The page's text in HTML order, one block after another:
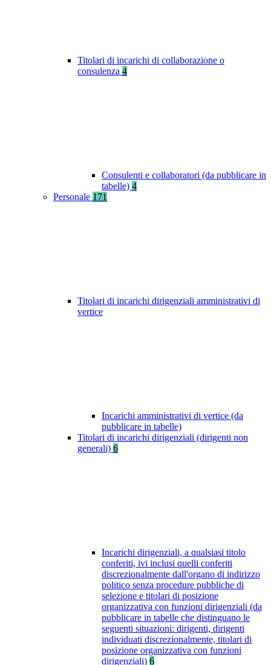
Titolari di incarichi di collaborazione o
consulenza 4
Consulenti e collaboratori (da pubblicare in
tabelle) 4
Personale 171
Titolari di incarichi dirigenziali amministrativi di
vertice
Incarichi amministrativi di vertice (da
pubblicare in tabelle)
Titolari di incarichi dirigenziali (dirigenti non
generali) 6
Incarichi dirigenziali, a qualsiasi titolo
conferiti, ivi inclusi quelli conferiti
discrezionalmente dall'organo di indirizzo
politico senza procedure pubbliche di
selezione e titolari di posizione
organizzativa con funzioni dirigenziali (da
pubblicare in tabelle che distinguano le
seguenti situazioni: dirigenti, dirigenti
individuati discrezionalmente, titolari di
posizione organizzativa con funzioni
dirigenziali) 6